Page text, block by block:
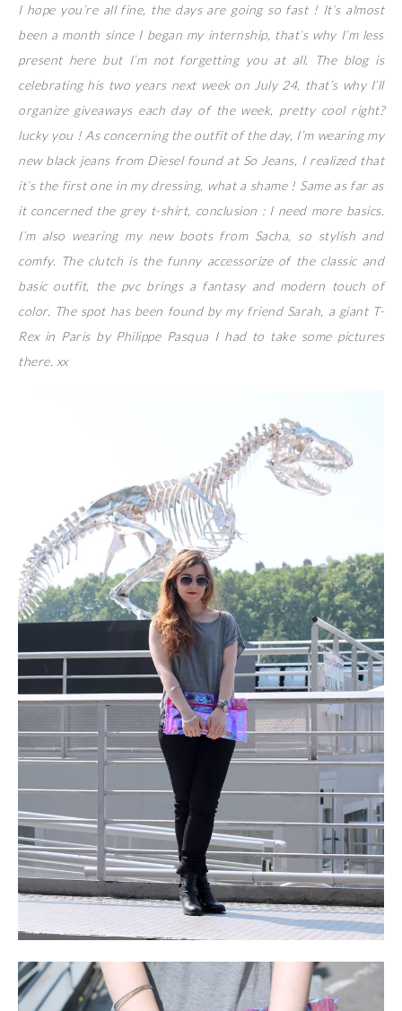
I hope you’re all fine, the days are going so fast ! It’s almost
been a month since I began my internship, that’s why I’m less
present here but I’m not forgetting you at all. The blog is
celebrating his two years next week on July 24, that’s why I’ll
organize giveaways each day of the week, pretty cool right?
lucky you ! As concerning the outfit of the day, I’m wearing my
new black jeans from Diesel found at So Jeans, I realized that
it’s the first one in my dressing, what a shame ! Same as far as
it concerned the grey t-shirt, conclusion : I need more basics.
I’m also wearing my new boots from Sacha, so stylish and
comfy. The clutch is the funny accessorize of the classic and
basic outfit, the pvc brings a fantasy and modern touch of
color. The spot has been found by my friend Sarah, a giant T-
Rex in Paris by Philippe Pasqua I had to take some pictures
there. xx